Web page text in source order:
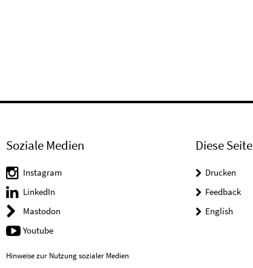
Soziale Medien
Instagram
LinkedIn
Mastodon
Youtube
Hinweise zur Nutzung sozialer Medien
Diese Seite
Drucken
Feedback
English